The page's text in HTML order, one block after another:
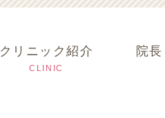
クリニック紹介
CLINIC
院